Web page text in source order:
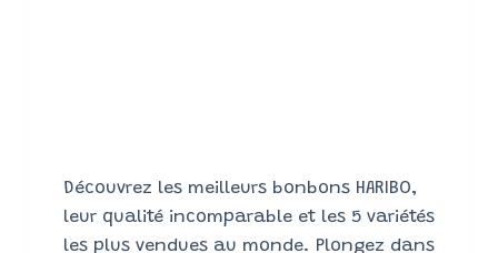
Découvrez les meilleurs bonbons HARIBO,
leur qualité incomparable et les 5 variétés
les plus vendues au monde. Plongez dans